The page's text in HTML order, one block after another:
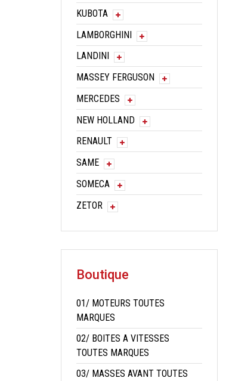
KUBOTA
LAMBORGHINI
LANDINI
MASSEY FERGUSON
MERCEDES
NEW HOLLAND
RENAULT
SAME
SOMECA
ZETOR
Boutique
01/ MOTEURS TOUTES
MARQUES
02/ BOITES A VITESSES
TOUTES MARQUES
03/ MASSES AVANT TOUTES